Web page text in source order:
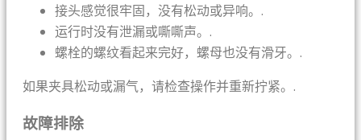
接头感觉很牢固，没有松动或异响。.
运行时没有泄漏或嘶嘶声。.
螺栓的螺纹看起来完好，螺母也没有滑牙。.
如果夹具松动或漏气，请检查操作并重新拧紧。.
故障排除